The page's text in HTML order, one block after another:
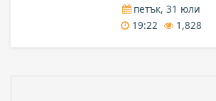
петък, 31 юли
19:22
1,828